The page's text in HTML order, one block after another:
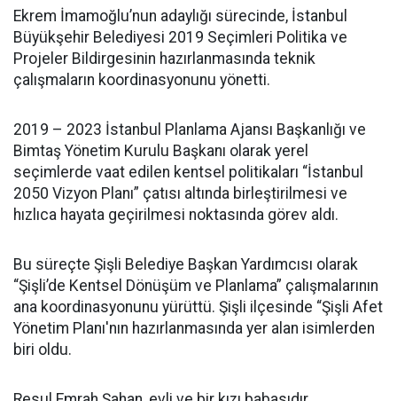
Ekrem İmamoğlu’nun adaylığı sürecinde, İstanbul
Büyükşehir Belediyesi 2019 Seçimleri Politika ve
Projeler Bildirgesinin hazırlanmasında teknik
çalışmaların koordinasyonunu yönetti.
2019 – 2023 İstanbul Planlama Ajansı Başkanlığı ve
Bimtaş Yönetim Kurulu Başkanı olarak yerel
seçimlerde vaat edilen kentsel politikaları “İstanbul
2050 Vizyon Planı” çatısı altında birleştirilmesi ve
hızlıca hayata geçirilmesi noktasında görev aldı.
Bu süreçte Şişli Belediye Başkan Yardımcısı olarak
“Şişli’de Kentsel Dönüşüm ve Planlama” çalışmalarının
ana koordinasyonunu yürüttü. Şişli ilçesinde “Şişli Afet
Yönetim Planı'nın hazırlanmasında yer alan isimlerden
biri oldu.